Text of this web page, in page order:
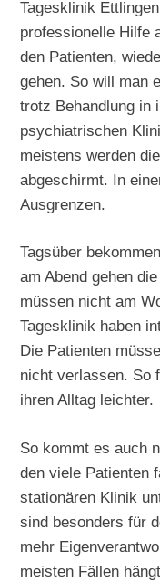
Tagesklinik
professionelle Hilfe
den Patienten,
gehen. So will man
trotz Behandlung in
psychiatrischen
meistens werden
abgeschirmt. In
Ausgrenzen.
Tagsüber
am Abend gehen
müssen nicht am
Tagesklinik haben
Die Patienten
nicht verlassen. So
ihren Alltag leichter.
So kommt es auch
den viele Patienten
stationären Klinik
sind besonders für
mehr
meisten Fällen